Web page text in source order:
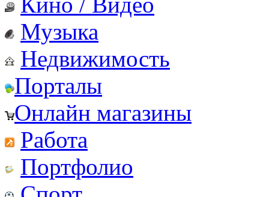
Музыка
Недвижимость
Порталы
Онлайн магазины
Работа
Портфолио